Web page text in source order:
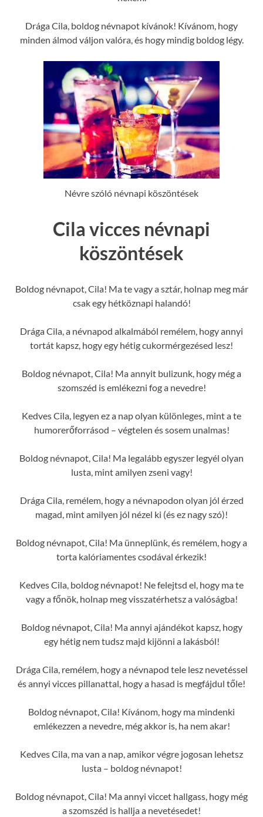
Drága Cila, boldog névnapot kívánok! Kívánom, hogy
minden álmod váljon valóra, és hogy mindig boldog légy.
Névre szóló névnapi köszöntések
Cila vicces névnapi
köszöntések
Boldog névnapot, Cila! Ma te vagy a sztár, holnap meg már
csak egy hétköznapi halandó!
Drága Cila, a névnapod alkalmából remélem, hogy annyi
tortát kapsz, hogy egy hétig cukormérgezésed lesz!
Boldog névnapot, Cila! Ma annyit bulizunk, hogy még a
szomszéd is emlékezni fog a nevedre!
Kedves Cila, legyen ez a nap olyan különleges, mint a te
humorerőforrásod – végtelen és sosem unalmas!
Boldog névnapot, Cila! Ma legalább egyszer legyél olyan
lusta, mint amilyen zseni vagy!
Drága Cila, remélem, hogy a névnapodon olyan jól érzed
magad, mint amilyen jól nézel ki (és ez nagy szó)!
Boldog névnapot, Cila! Ma ünneplünk, és remélem, hogy a
torta kalóriamentes csodával érkezik!
Kedves Cila, boldog névnapot! Ne felejtsd el, hogy ma te
vagy a főnök, holnap meg visszatérhetsz a valóságba!
Boldog névnapot, Cila! Ma annyi ajándékot kapsz, hogy
egy hétig nem tudsz majd kijönni a lakásból!
Drága Cila, remélem, hogy a névnapod tele lesz nevetéssel
és annyi vicces pillanattal, hogy a hasad is megfájdul tőle!
Boldog névnapot, Cila! Kívánom, hogy ma mindenki
emlékezzen a nevedre, még akkor is, ha nem akar!
Kedves Cila, ma van a nap, amikor végre jogosan lehetsz
lusta – boldog névnapot!
Boldog névnapot, Cila! Ma annyi viccet hallgass, hogy még
a szomszéd is hallja a nevetésedet!